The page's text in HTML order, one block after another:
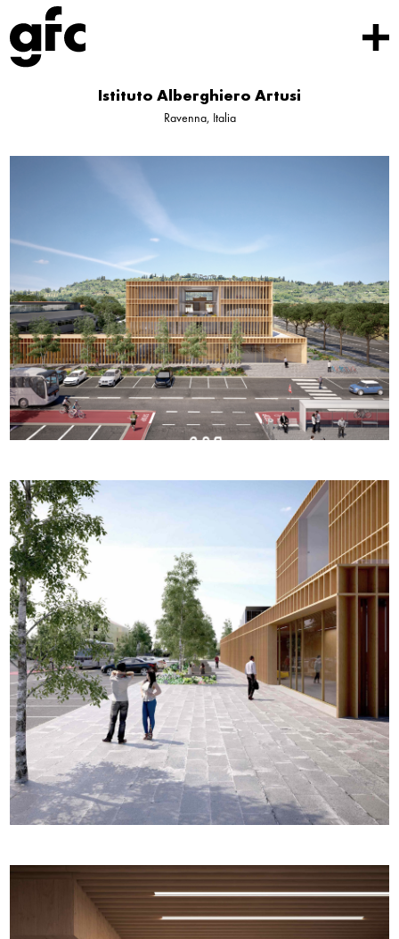
Istituto Alberghiero Artusi
Ravenna, Italia